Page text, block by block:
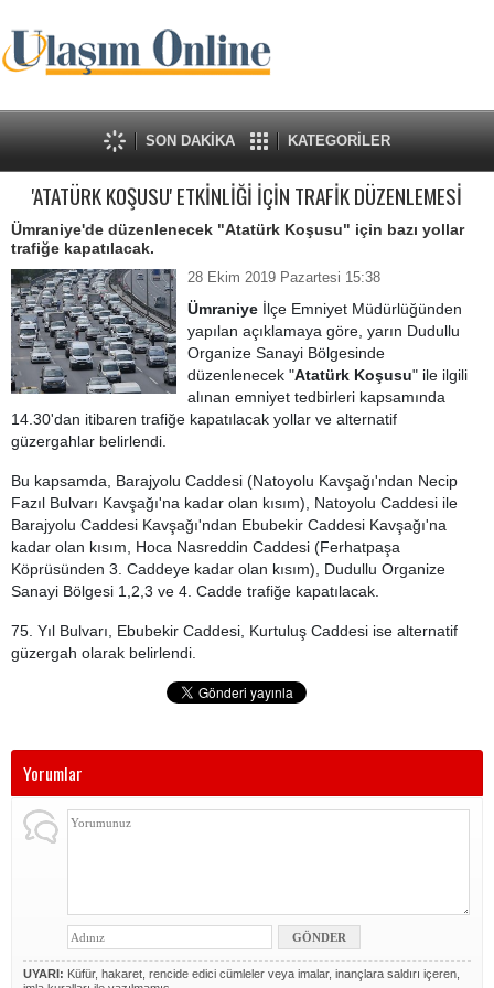
SON DAKİKA KATEGORİLER
'ATATÜRK KOŞUSU' ETKİNLİĞİ İÇİN TRAFİK DÜZENLEMESİ
Ümraniye'de düzenlenecek "Atatürk Koşusu" için bazı yollar
trafiğe kapatılacak.
28 Ekim 2019 Pazartesi 15:38
Ümraniye İlçe Emniyet Müdürlüğünden
yapılan açıklamaya göre, yarın Dudullu
Organize Sanayi Bölgesinde
düzenlenecek "Atatürk Koşusu" ile ilgili
alınan emniyet tedbirleri kapsamında
14.30'dan itibaren trafiğe kapatılacak yollar ve alternatif
güzergahlar belirlendi.
Bu kapsamda, Barajyolu Caddesi (Natoyolu Kavşağı'ndan Necip
Fazıl Bulvarı Kavşağı'na kadar olan kısım), Natoyolu Caddesi ile
Barajyolu Caddesi Kavşağı'ndan Ebubekir Caddesi Kavşağı'na
kadar olan kısım, Hoca Nasreddin Caddesi (Ferhatpaşa
Köprüsünden 3. Caddeye kadar olan kısım), Dudullu Organize
Sanayi Bölgesi 1,2,3 ve 4. Cadde trafiğe kapatılacak.
75. Yıl Bulvarı, Ebubekir Caddesi, Kurtuluş Caddesi ise alternatif
güzergah olarak belirlendi.
Yorumlar
UYARI: Küfür, hakaret, rencide edici cümleler veya imalar, inançlara saldırı içeren,